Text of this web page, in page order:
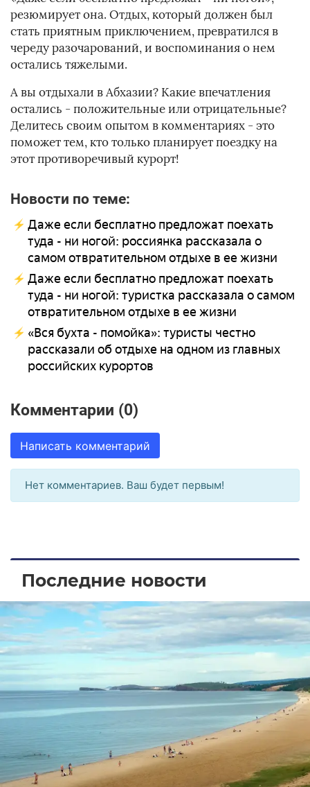
резюмирует она. Отдых, который должен был
стать приятным приключением, превратился в
череду разочарований, и воспоминания о нем
остались тяжелыми.
А вы отдыхали в Абхазии? Какие впечатления
остались - положительные или отрицательные?
Делитесь своим опытом в комментариях - это
поможет тем, кто только планирует поездку на
этот противоречивый курорт!
Новости по теме:
Даже если бесплатно предложат поехать
туда - ни ногой: россиянка рассказала о
самом отвратительном отдыхе в ее жизни
Даже если бесплатно предложат поехать
туда - ни ногой: туристка рассказала о самом
отвратительном отдыхе в ее жизни
«Вся бухта - помойка»: туристы честно
рассказали об отдыхе на одном из главных
российских курортов
Комментарии (0)
Написать комментарий
Нет комментариев. Ваш будет первым!
Последние новости